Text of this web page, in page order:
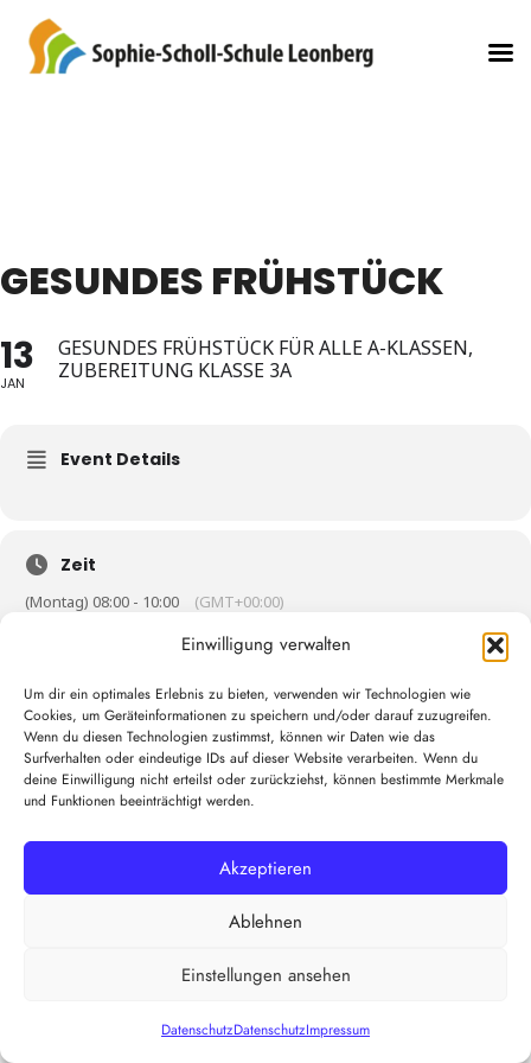
Einwilligung verwalten
Um dir ein optimales Erlebnis zu bieten, verwenden wir Technologien wie
Cookies, um Geräteinformationen zu speichern und/oder darauf zuzugreifen.
Wenn du diesen Technologien zustimmst, können wir Daten wie das
Surfverhalten oder eindeutige IDs auf dieser Website verarbeiten. Wenn du
deine Einwilligung nicht erteilst oder zurückziehst, können bestimmte Merkmale
und Funktionen beeinträchtigt werden.
Akzeptieren
Ablehnen
Einstellungen ansehen
DatenschutzDatenschutzImpressum
GESUNDES FRÜHSTÜCK
13
JAN
GESUNDES FRÜHSTÜCK FÜR ALLE A-KLASSEN,
ZUBEREITUNG KLASSE 3A
Event Details
Zeit
(Montag) 08:00 - 10:00 (GMT+00:00)
KALENDER GOOGLEKALENDER